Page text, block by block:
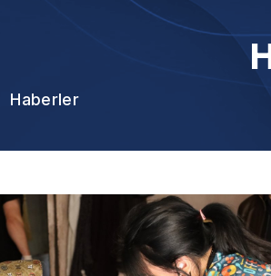
Haberler